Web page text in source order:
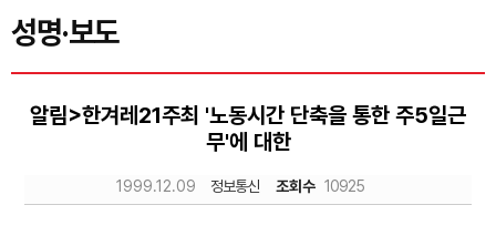
성명·보도
알림>한겨레21주최 '노동시간 단축을 통한 주5일근
무'에 대한
1999.12.09 정보통신 조회수 10925
소식
공지사항
성명·보도
Sketchbook5, 스케치북5